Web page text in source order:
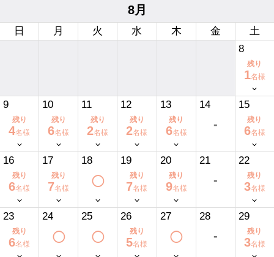
8月
日 月 火 水 木 金
土
8
1名様
9
4名様
10
6名様
11
2名様
12
2名様
13
6名様
14
-
15
6名様
16
6名様
17
7名様
18
◯
19
7名様
20
9名様
21
-
22
3名様
23
6名様
24
◯
25
◯
26
5名様
27
◯
28
-
29
3名様